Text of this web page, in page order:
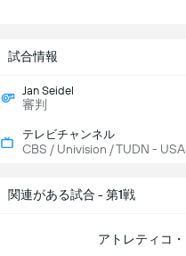
関連がある試合 - 第1戦
アトレティコ
試合情報
Jan Seidel
審判
テレビチャンネル
CBS / Univision / TUDN - USA